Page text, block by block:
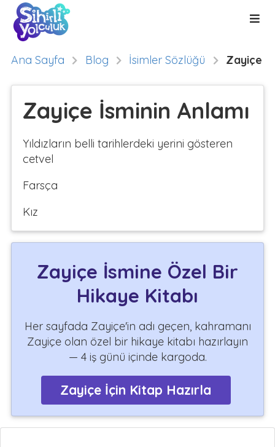
Ana Sayfa Blog İsimler Sözlüğü Zayiçe
Zayiçe İsminin Anlamı
Yıldızların belli tarihlerdeki yerini gösteren
cetvel
Farsça
Kız
Zayiçe İsmine Özel Bir
Hikaye Kitabı
Her sayfada Zayiçe'in adı geçen, kahramanı
Zayiçe olan özel bir hikaye kitabı hazırlayın
— 4 iş günü içinde kargoda.
Zayiçe İçin Kitap Hazırla